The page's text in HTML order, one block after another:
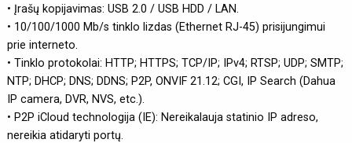
• Įrašų kopijavimas: USB 2.0 / USB HDD / LAN.
• 10/100/1000 Mb/s tinklo lizdas (Ethernet RJ-45) prisijungimui
prie interneto.
• Tinklo protokolai: HTTP; HTTPS; TCP/IP; IPv4; RTSP; UDP; SMTP;
NTP; DHCP; DNS; DDNS; P2P, ONVIF 21.12; CGI, IP Search (Dahua
IP camera, DVR, NVS, etc.).
• P2P iCloud technologija (IE): Nereikalauja statinio IP adreso,
nereikia atidaryti portų.